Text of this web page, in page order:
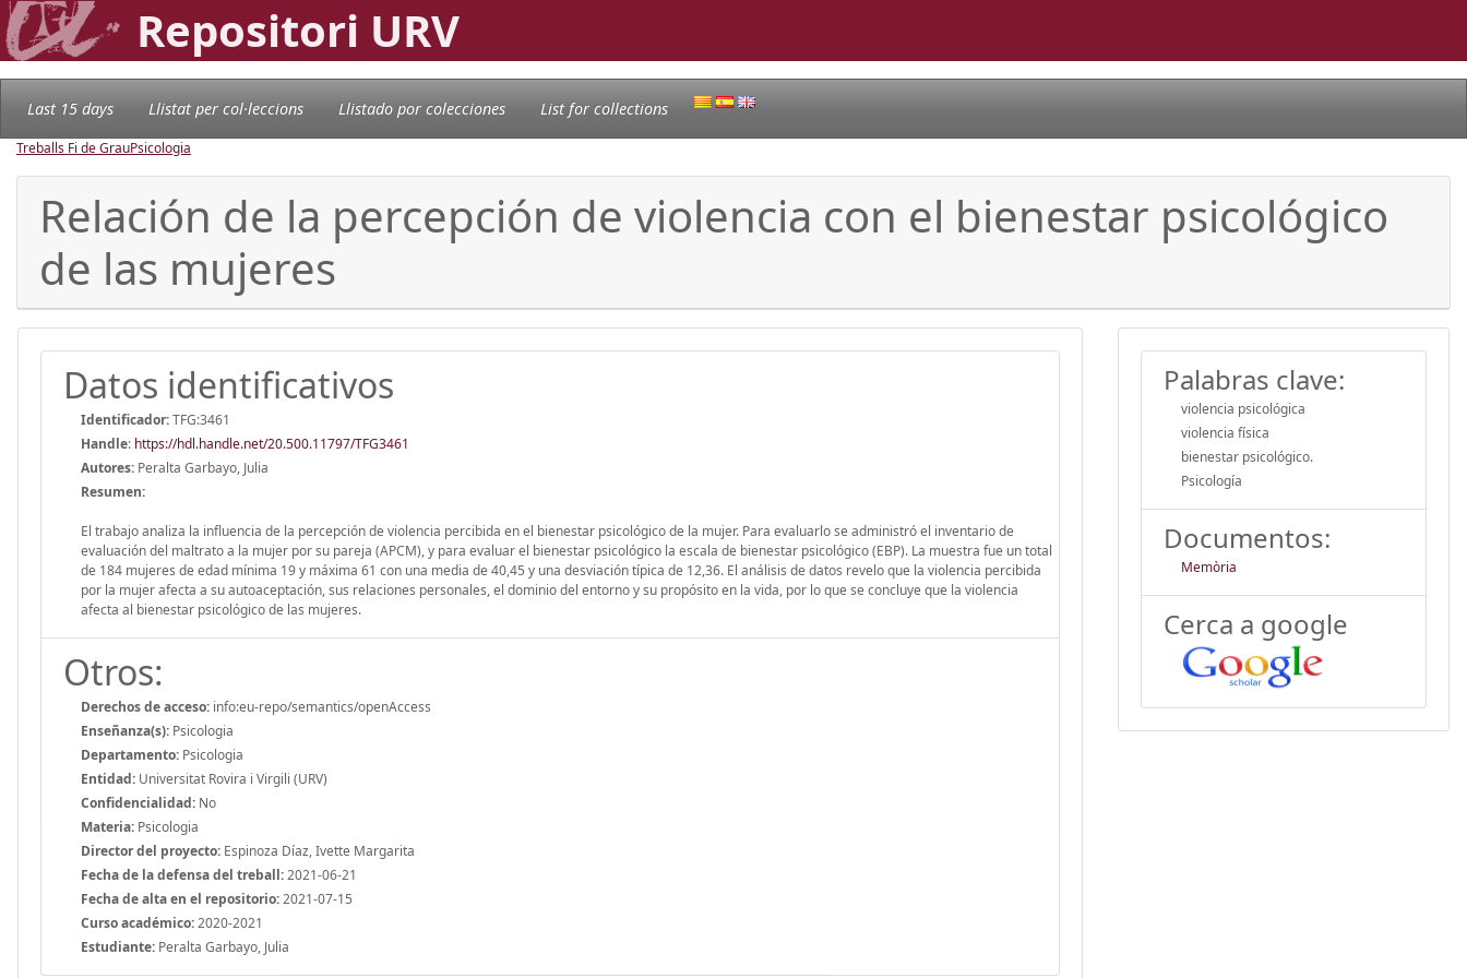
Repositori URV
Last 15 days Llistat per col·leccions Llistado por colecciones List for collections
Treballs Fi de GrauPsicologia
Relación de la percepción de violencia con el bienestar psicológico
de las mujeres
Datos identificativos
Identificador:TFG:3461
Handle: https://hdl.handle.net/20.500.11797/TFG3461
Autores: Peralta Garbayo, Julia
Resumen:
El trabajo analiza la influencia de la percepción de violencia percibida en el bienestar psicológico de la mujer. Para evaluarlo se administró el inventario de
evaluación del maltrato a la mujer por su pareja (APCM), y para evaluar el bienestar psicológico la escala de bienestar psicológico (EBP). La muestra fue un total
de 184 mujeres de edad mínima 19 y máxima 61 con una media de 40,45 y una desviación típica de 12,36. El análisis de datos revelo que la violencia percibida
por la mujer afecta a su autoaceptación, sus relaciones personales, el dominio del entorno y su propósito en la vida, por lo que se concluye que la violencia
afecta al bienestar psicológico de las mujeres.
Otros:
Derechos de acceso: info:eu-repo/semantics/openAccess
Enseñanza(s): Psicologia
Departamento: Psicologia
Entidad: Universitat Rovira i Virgili (URV)
Confidencialidad: No
Materia: Psicologia
Director del proyecto: Espinoza Díaz, Ivette Margarita
Fecha de la defensa del treball:2021-06-21
Fecha de alta en el repositorio:2021-07-15
Curso académico:2020-2021
Estudiante: Peralta Garbayo, Julia
Palabras clave:
violencia psicológica
violencia física
bienestar psicológico.
Psicología
Documentos:
Memòria
Cerca a google